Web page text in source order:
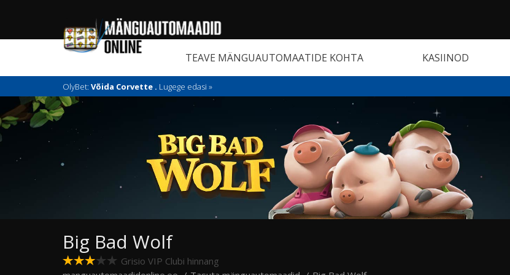
TEAVE MÄNGUAUTOMAATIDE KOHTA KASIINOD
OlyBet: Võida Corvette . Lugege edasi »
Big Bad Wolf
Grisio VIP Clubi hinnang